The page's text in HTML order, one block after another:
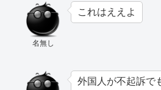
名無し
これはええよ
外国人が不起訴で